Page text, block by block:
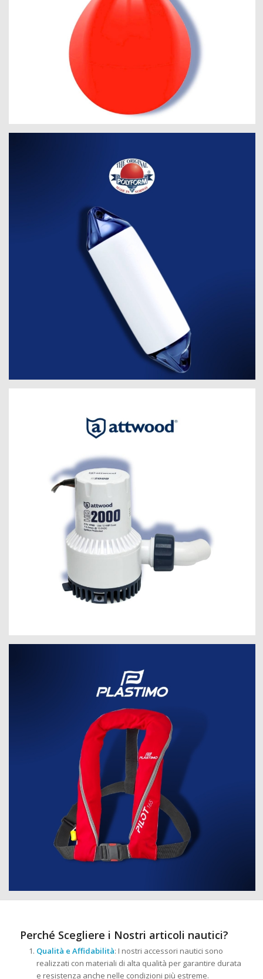
Perché Scegliere i Nostri articoli nautici?
Qualità e Affidabilità: I nostri accessori nautici sono
realizzati con materiali di alta qualità per garantire durata
e resistenza anche nelle condizioni più estreme.